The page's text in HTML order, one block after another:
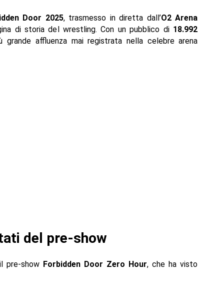
Door 2025, trasmesso in diretta dall’O2 Arena
di storia del wrestling. Con un pubblico di 18.992
affluenza mai registrata nella celebre arena
del pre-show
pre-show Forbidden Door Zero Hour, che ha visto